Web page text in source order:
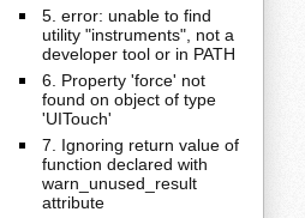
5. error: unable to find
utility "instruments", not a
developer tool or in PATH
6. Property 'force' not
found on object of type
'UITouch'
7. Ignoring return value of
function declared with
warn_unused_result
attribute